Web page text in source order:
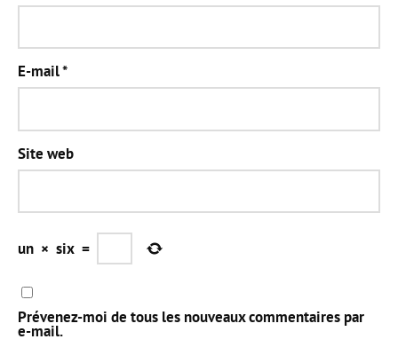
E-mail*
Site web
un × six =
Prévenez-moi de tous les nouveaux commentaires par
e-mail.